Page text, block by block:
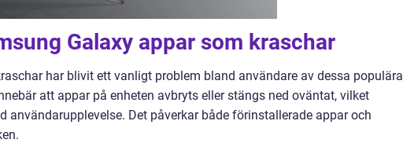
Galaxy appar som kraschar
har blivit ett vanligt problem bland användare av dessa populära
att appar på enheten avbryts eller stängs ned oväntat, vilket
användarupplevelse. Det påverkar både förinstallerade appar och